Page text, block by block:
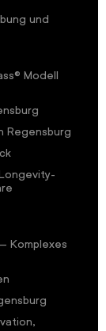
und
Modell
Regensburg
Komplexes